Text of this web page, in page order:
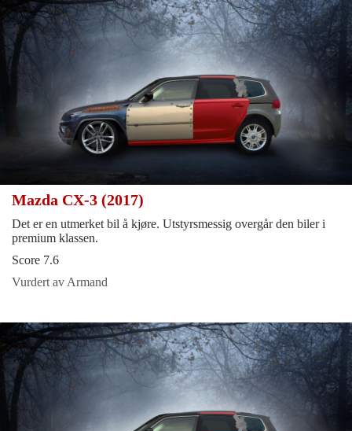
Mazda CX-3 (2017)
Det er en utmerket bil å kjøre. Utstyrsmessig overgår den biler i
premium klassen.
Score 7.6
Vurdert av Armand